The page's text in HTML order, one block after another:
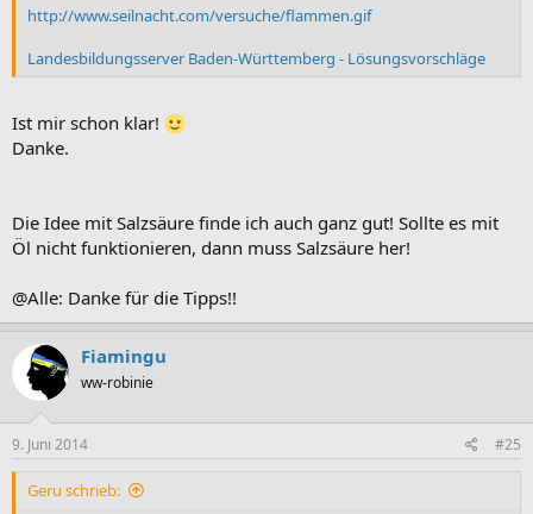
http://www.seilnacht.com/versuche/flammen.gif
Landesbildungsserver Baden-Württemberg - Lösungsvorschläge
Ist mir schon klar!
Danke.
Die Idee mit Salzsäure finde ich auch ganz gut! Sollte es mit
Öl nicht funktionieren, dann muss Salzsäure her!
@Alle: Danke für die Tipps!!
Fiamingu
ww-robinie
9. Juni 2014 #25
Geru schrieb: